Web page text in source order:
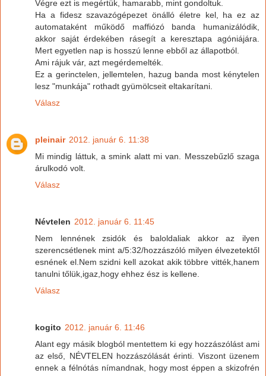
Végre ezt is megértük, hamarabb, mint gondoltuk.
Ha a fidesz szavazógépezet önálló életre kel, ha ez az
automataként működő maffiózó banda humanizálódik,
akkor saját érdekében rásegít a keresztapa agóniájára.
Mert egyetlen nap is hosszú lenne ebből az állapotból.
Ami rájuk vár, azt megérdemelték.
Ez a gerinctelen, jellemtelen, hazug banda most kénytelen
lesz "munkája" rothadt gyümölcseit eltakarítani.
Válasz
pleinair 2012. január 6. 11:38
Mi mindig láttuk, a smink alatt mi van. Messzebűzlő szaga
árulkodó volt.
Válasz
Névtelen 2012. január 6. 11:45
Nem lennének zsidók és baloldaliak akkor az ilyen
szerencsétlenek mint a/5:32/hozzászóló milyen élvezetektől
esnének el.Nem szidni kell azokat akik többre vitték,hanem
tanulni tőlük,igaz,hogy ehhez ész is kellene.
Válasz
kogito 2012. január 6. 11:46
Alant egy másik blogból mentettem ki egy hozzászólást ami
az első, NÉVTELEN hozzászólását érinti. Viszont üzenem
ennek a félnótás nímandnak, hogy most éppen a skizofrén